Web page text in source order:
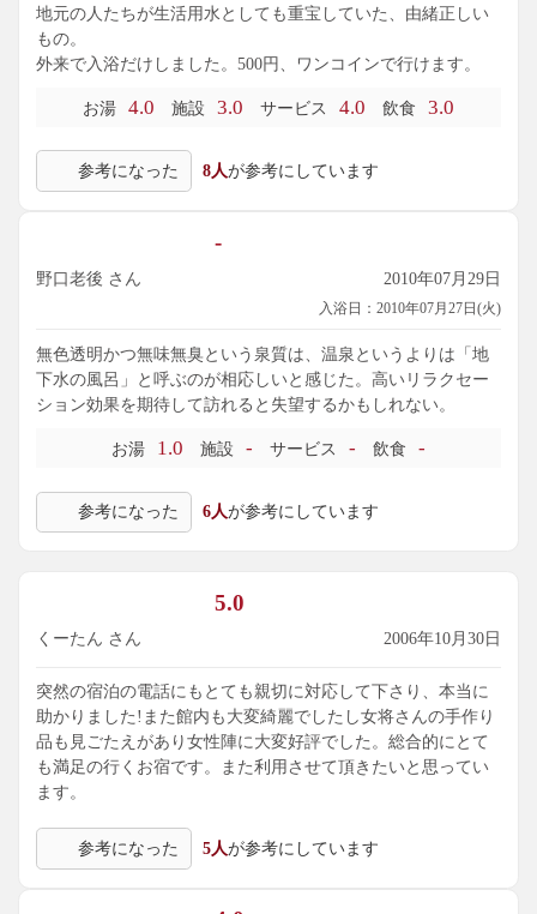
広い内湯だけでも十分満足かと思いますが、同じ料金で露天
風呂も入れるなら、土・日・祝日の混まない時間帯に訪れた
mg、ｽﾄﾛﾝﾁｳﾑｲｵﾝ0.11mg、塩化物ｲｵﾝ3.6mg、硫酸ｲｵﾝ1.91mg、
炭酸水素ｲｵﾝ48.6mg、ﾒﾀｹｲ酸水素ｲｵﾝ0.38mg、ﾒﾀｹｲ酸84.9mg、
地元の人たちが生活用水としても重宝していた、由緒正しい
もの。
外来で入浴だけしました。500円、ワンコインで行けます。
お湯 4.0 施設 3.0 サービス 4.0 飲食 3.0
参考になった 8人が参考にしています
-
野口老後 さん 2010年07月29日
入浴日：2010年07月27日(火)
無色透明かつ無味無臭という泉質は、温泉というよりは「地
下水の風呂」と呼ぶのが相応しいと感じた。高いリラクセー
ション効果を期待して訪れると失望するかもしれない。
お湯 1.0 施設 - サービス - 飲食 -
参考になった 6人が参考にしています
5.0
くーたん さん 2006年10月30日
突然の宿泊の電話にもとても親切に対応して下さり、本当に
助かりました!また館内も大変綺麗でしたし女将さんの手作り
品も見ごたえがあり女性陣に大変好評でした。総合的にとて
も満足の行くお宿です。また利用させて頂きたいと思ってい
ます。
参考になった 5人が参考にしています